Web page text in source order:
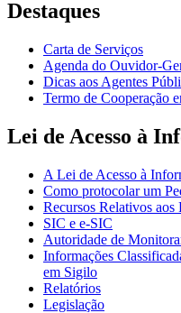
Destaques
Carta de Serviços
Agenda do Ouvidor-
Dicas aos Agentes
Termo de Cooperação
Lei de Acesso à
A Lei de Acesso à
Como protocolar um
Recursos Relativos aos
SIC e e-SIC
Autoridade de
Informações
em Sigilo
Relatórios
Legislação